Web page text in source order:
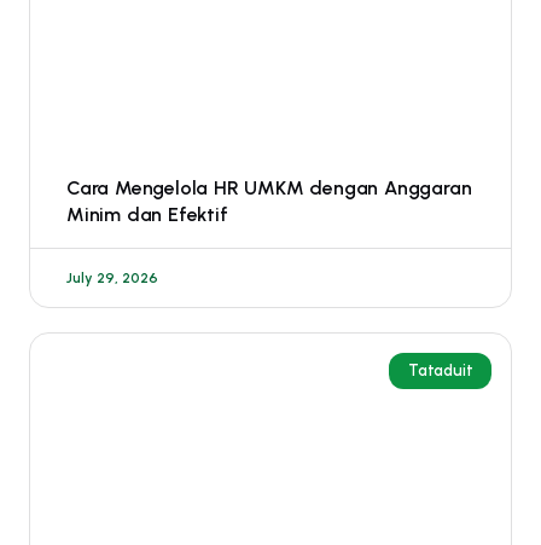
Cara Mengelola HR UMKM dengan Anggaran
Minim dan Efektif
July 29, 2026
Tataduit